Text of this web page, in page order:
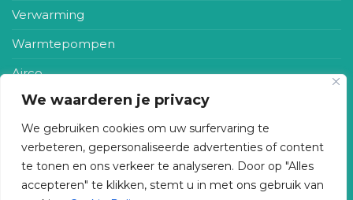
We waarderen je privacy
We gebruiken cookies om uw surfervaring te
verbeteren, gepersonaliseerde advertenties of content
te tonen en ons verkeer te analyseren. Door op "Alles
accepteren" te klikken, stemt u in met ons gebruik van
Verwarming
Warmtepompen
Airco
Zonneboiler
Ventilatie
Realisaties
Contact